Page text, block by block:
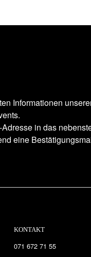
Informationen
in das
eine
KONTAKT
071 672 71 55